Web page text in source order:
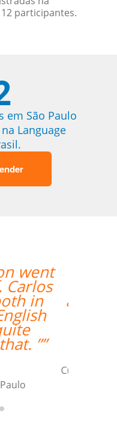
participantes.
em São Paulo
Language
boa
de um
o
Caetano do